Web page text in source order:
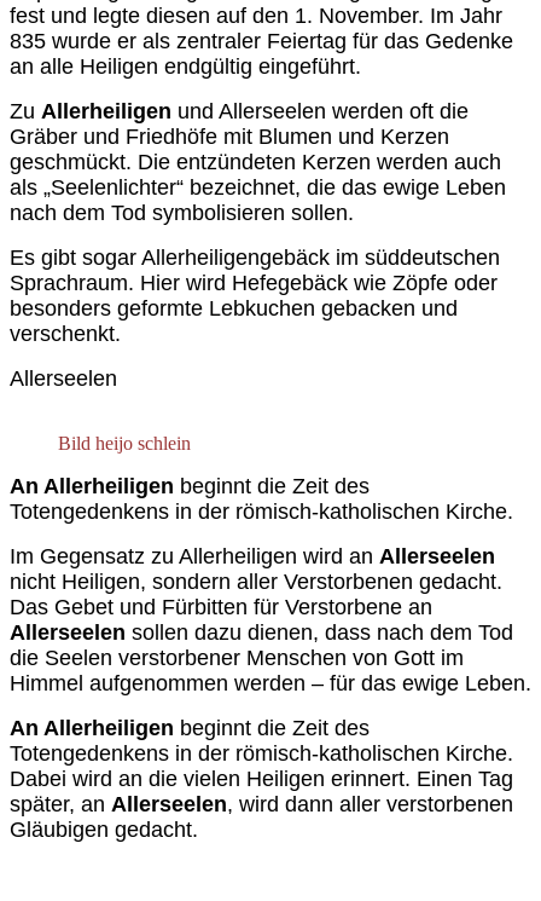
fest und legte diesen auf den 1. November. Im Jahr
835 wurde er als zentraler Feiertag für das Gedenke
an alle Heiligen endgültig eingeführt.
Zu Allerheiligen und Allerseelen werden oft die
Gräber und Friedhöfe mit Blumen und Kerzen
geschmückt. Die entzündeten Kerzen werden auch
als „Seelenlichter“ bezeichnet, die das ewige Leben
nach dem Tod symbolisieren sollen.
Es gibt sogar Allerheiligengebäck im süddeutschen
Sprachraum. Hier wird Hefegebäck wie Zöpfe oder
besonders geformte Lebkuchen gebacken und
verschenkt.
Allerseelen
Bild heijo schlein
An Allerheiligen beginnt die Zeit des
Totengedenkens in der römisch-katholischen Kirche.
Im Gegensatz zu Allerheiligen wird an Allerseelen
nicht Heiligen, sondern aller Verstorbenen gedacht.
Das Gebet und Fürbitten für Verstorbene an
Allerseelen sollen dazu dienen, dass nach dem Tod
die Seelen verstorbener Menschen von Gott im
Himmel aufgenommen werden – für das ewige Leben.
An Allerheiligen beginnt die Zeit des
Totengedenkens in der römisch-katholischen Kirche.
Dabei wird an die vielen Heiligen erinnert. Einen Tag
später, an Allerseelen, wird dann aller verstorbenen
Gläubigen gedacht.